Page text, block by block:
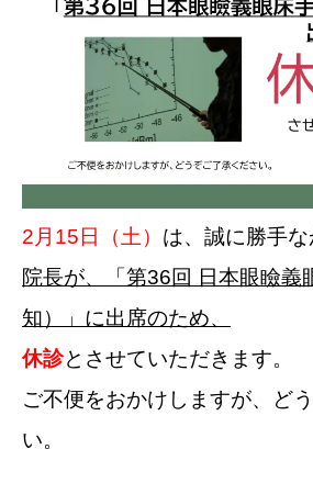
2月 15日（土） は、誠に勝手な
院長が、「第36回 日本眼瞼義
知）」に出席のため、
休診とさせていただきます。
ご不便をおかけしますが、ど
い。